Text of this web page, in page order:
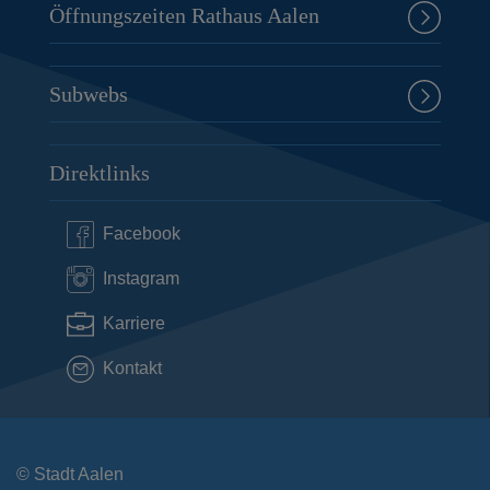
Öffnungszeiten Rathaus Aalen
Subwebs
Direktlinks
Facebook
Instagram
Karriere
Kontakt
© Stadt Aalen